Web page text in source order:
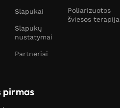
parašydami elektroninį
mažinimui rezultatą
Slapukai
Slapukų
nustatymai
Partneriai
Poliarizuotos
šviesos terapija
pirmas